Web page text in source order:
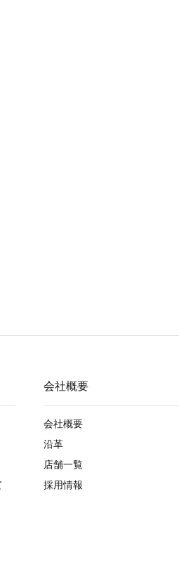
会社概要
会社概要
沿革
店舗一覧
採用情報